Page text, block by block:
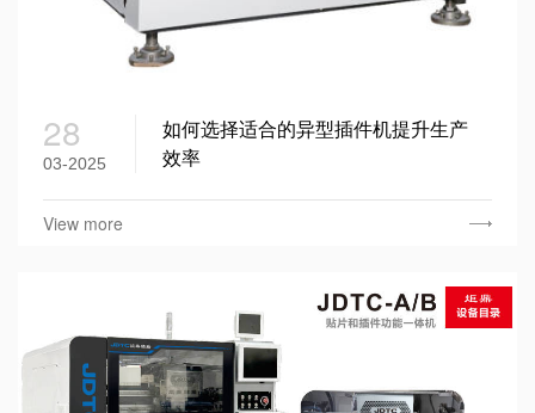
28
03-2025
如何选择适合的异型插件机提升生产
效率
View more